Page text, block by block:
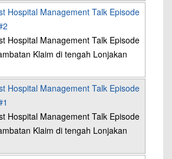
Hospital Management Talk Episode
Hospital Management Talk Episode
Klaim di tengah Lonjakan
Hospital Management Talk Episode
Hospital Management Talk Episode
Klaim di tengah Lonjakan